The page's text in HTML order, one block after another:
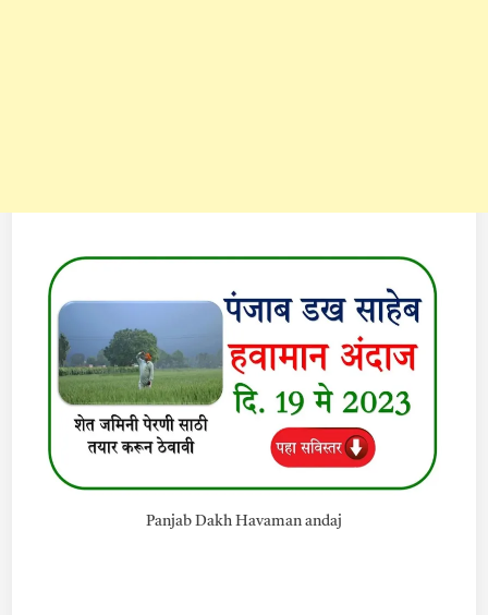
Panjab Dakh Havaman andaj